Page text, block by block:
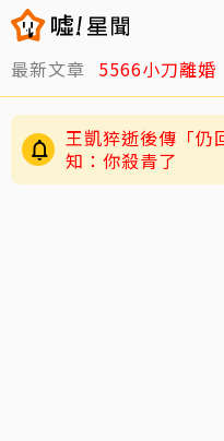
最新文章 5566小刀離婚
王凱猝逝後傳「
知：你殺青了